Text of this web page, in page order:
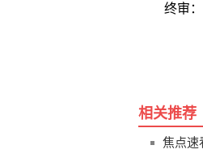
终审
相关推荐
焦点速